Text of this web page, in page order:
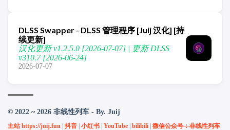
DLSS Swapper - DLSS 管理程序 [Juij 汉化] [持
续更新]
汉化更新 v1.2.5.0 [2026-07-07] | 更新 DLSS
v310.7 [2026-06-24]
2026-07-07
© 2022 ~ 2026 非线性列车 - By. Juij
主站 https://juij.fun 抖音 小红书 YouTube bilibili 微信公众号：非线性列车